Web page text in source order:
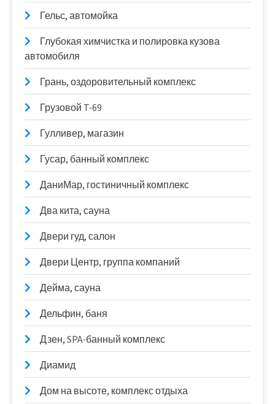
Гельс, автомойка
Глубокая химчистка и полировка кузова
автомобиля
Грань, оздоровительный комплекс
Грузовой T-69
Гулливер, магазин
Гусар, банный комплекс
ДаниМар, гостиничный комплекс
Два кита, сауна
Двери гуд, салон
Двери Центр, группа компаний
Дейма, сауна
Дельфин, баня
Дзен, SPA-банный комплекс
Диамид
Дом на высоте, комплекс отдыха